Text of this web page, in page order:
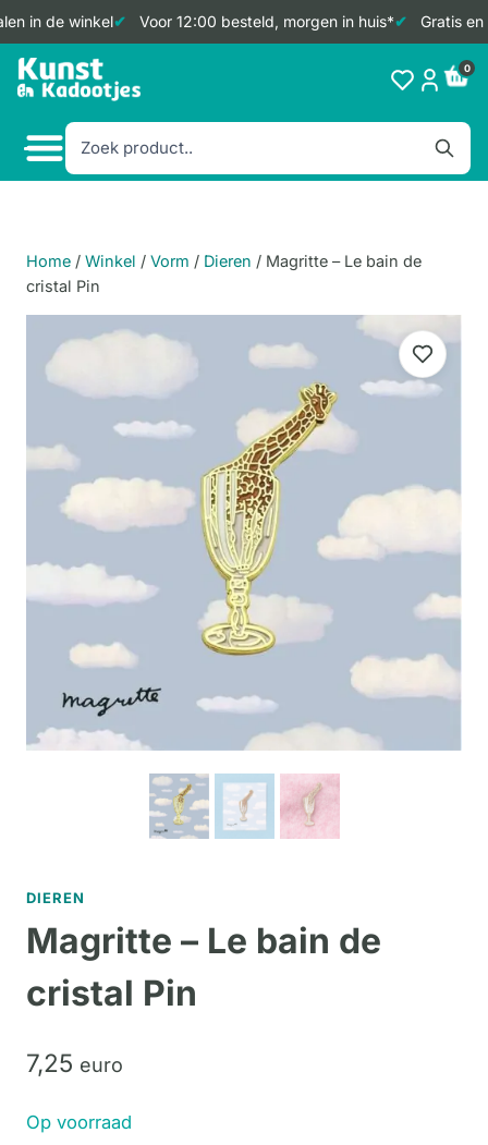
in de winkel Voor 12:00 besteld, morgen in huis* Gratis en
Doorgaan
naar
0
Home / Winkel / Vorm / Dieren / Magritte – Le bain de
cristal Pin
DIEREN
Magritte – Le bain de
cristal Pin
7,25 euro
Op voorraad